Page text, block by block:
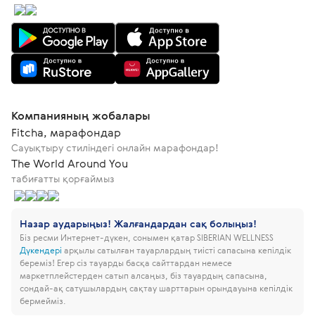
Компанияның жобалары
Fitcha, марафондар
Сауықтыру стиліндегі онлайн марафондар!
The World Around You
табиғатты қорғаймыз
Назар аударыңыз! Жалғандардан сақ болыңыз!
Біз ресми Интернет-дүкен, сонымен қатар SIBERIAN WELLNESS
Дүкендері арқылы сатылған тауарлардың тиісті сапасына кепілдік
береміз! Егер сіз тауарды басқа сайттардан немесе
маркетплейстерден сатып алсаңыз, біз тауардың сапасына,
сондай-ақ сатушылардың сақтау шарттарын орындауына кепілдік
бермейміз.